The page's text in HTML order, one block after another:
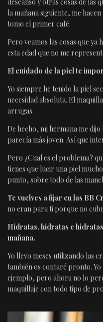
la mañana siguiente, me
tomo el primer café.
Pero veamos las cosas que ya
esta edad que no me
El cuidado de la piel te
Yo siempre he tenido la piel
necesidad absoluta. El
arrugas.
De hecho, mi hermana me
parecía más joven. Así que
Pero ¿Cual es el problema?
tienes que lucir una piel
punto, sobre todo de las
Te vuelves a fijar en las BB
no eran para ti porque no
Hidratas, hidratas e
mañana.
Yo llevo meses utilizando las
también os contaré pronto.
ejemplo, pero ahora no lo
maquillaje con todo tipo de